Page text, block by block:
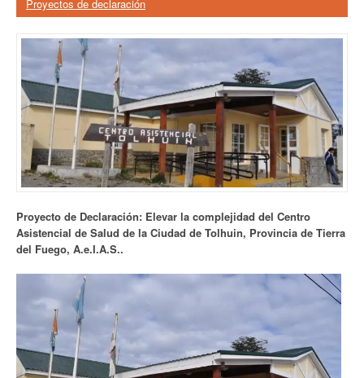
Proyectos de declaración
Proyecto de Declaración: Elevar la complejidad del Centro
Asistencial de Salud de la Ciudad de Tolhuin, Provincia de Tierra
del Fuego, A.e.I.A.S..